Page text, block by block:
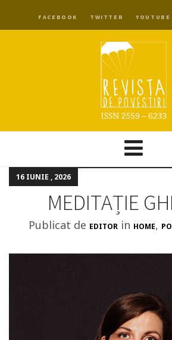
FACEBOOK TWITTER YOUTUBE
16 IUNIE , 2026
MEDITAȚIE
Publicat de EDITOR in HOME,